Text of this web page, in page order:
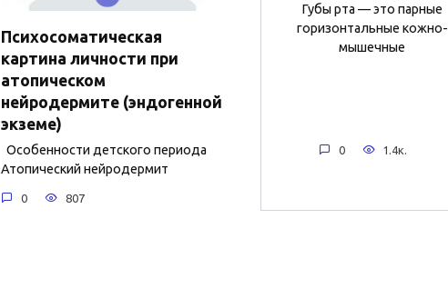
Психосоматическая
картина личности при
атопическом
нейродермите (эндогенной
экземе)
Особенности детского периода
Атопический нейродермит
0 807
Губы рта — это парные
горизонтальные кожно-
мышечные
0 1.4к.